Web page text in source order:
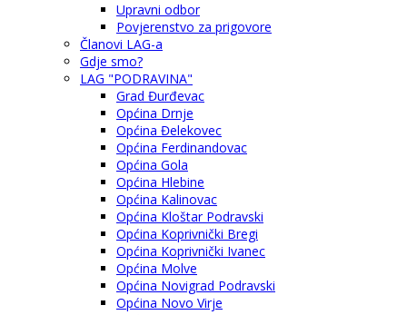
Upravni odbor
Povjerenstvo za prigovore
Članovi LAG-a
Gdje smo?
LAG "PODRAVINA"
Grad Đurđevac
Općina Drnje
Općina Đelekovec
Općina Ferdinandovac
Općina Gola
Općina Hlebine
Općina Kalinovac
Općina Kloštar Podravski
Općina Koprivnički Bregi
Općina Koprivnički Ivanec
Općina Molve
Općina Novigrad Podravski
Općina Novo Virje